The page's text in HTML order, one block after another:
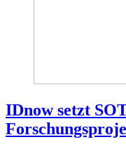
IDnow setzt